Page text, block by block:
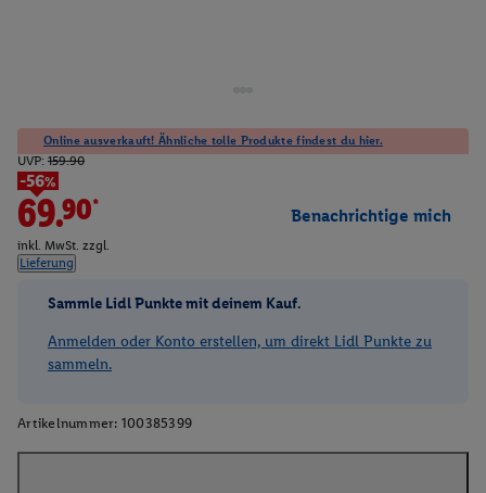
Online ausverkauft! Ähnliche tolle Produkte findest du hier.
UVP: 159.90
-56%
69.90*
inkl. MwSt. zzgl.
Lieferung
Benachrichtige mich
Sammle Lidl Punkte mit deinem Kauf.
Anmelden oder Konto erstellen, um direkt Lidl Punkte zu
sammeln.
Artikelnummer: 100385399